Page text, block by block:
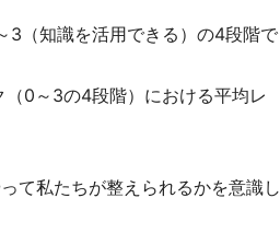
3（知識を活用できる）の4段階で
0～3の4段階）における平均レ
て私たちが整えられるかを意識し